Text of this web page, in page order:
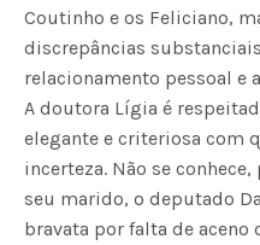
Coutinho e os Feliciano,
discrepâncias
relacionamento pessoal e
A doutora Lígia é
elegante e criteriosa com
incerteza. Não se
seu marido, o deputado
bravata por falta de aceno